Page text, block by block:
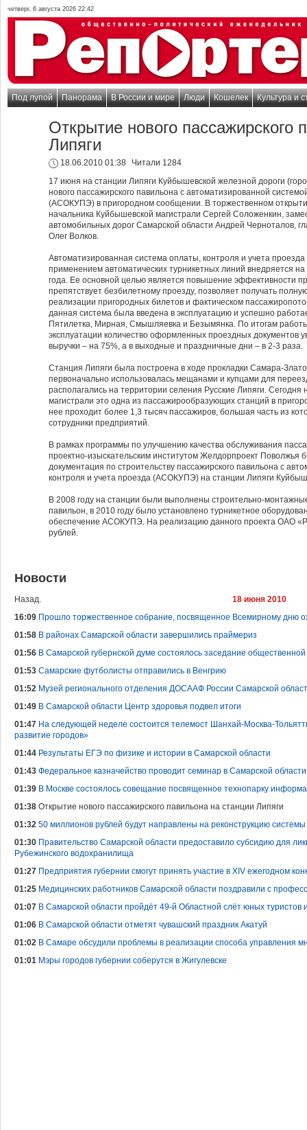
четверг, 6 августа 2026 22:42
Под лупой Панорама В России и мире Люди Кошелек Культура и
Открытие нового пассажирского
Липяги
18.06.2010 01:38
Читали 1284
17 июня на станции Липяги Куйбышевской железной дороги
нового пассажирского павильона с автоматизированной
(АСОКУПЭ) в пригородном сообщении. В торжественном
начальника Куйбышевской магистрали Сергей Соложенкин,
автомобильных дорог Самарской области Андрей Черноталов,
Олег Волков.
Автоматизированная система оплаты, контроля и учета
применением автоматических турникетных линий внедряется
года. Ее основной целью является повышение эффективности
препятствует безбилетному проезду, позволяет получать
реализации пригородных билетов и фактическом
данная система была введена в эксплуатацию и успешно
Пятилетка, Мирная, Смышляевка и Безымянка. По итогам
эксплуатации количество оформленных проездных документов
выручки – на 75%, а в выходные и праздничные дни – в 2-3 раза.
Станция Липяги была построена в ходе прокладки Самара-
первоначально использовалась мещанами и купцами для
располагались на территории селения Русские Липяги.
магистрали это одна из пассажирообразующих станций в
нее проходит более 1,3 тысяч пассажиров, большая часть из
сотрудники предприятий.
В рамках программы по улучшению качества обслуживания
проектно-изыскательским институтом Желдорпроект Поволжья
документация по строительству пассажирского павильона с
контроля и учета проезда (АСОКУПЭ) на станции Липяги
В 2008 году на станции были выполнены строительно-
павильон, в 2010 году было установлено турникетное
обеспечение АСОКУПЭ. На реализацию данного проекта ОАО
рублей.
Новости
Назад.
18 июня 2010
16:09 Прошло торжественное собрание, посвященное Всемирному дню
01:58 В районах Самарской области завершились праймериз
01:56 В Самарской губернской думе состоялось заседание
01:53 Самарские футболисты отправились в Венгрию
01:52 Музей регионального отделения ДОСААФ России Самарской
01:49 В Самарской области Центр здоровья подвел итоги
01:47 На следующей неделе состоится телемост Шанхай-Москва-
развитие городов»
01:44 Результаты ЕГЭ по физике и истории в Самарской области
01:43 Федеральное казначейство проводит семинар в Самарской области
01:39 В Москве состоялось совещание посвященное технопарку
01:38 Открытие нового пассажирского павильона на станции Липяги
01:32 50 миллионов рублей будут направлены на реконструкцию
01:30 Правительство Самарской области предоставило субсидию для
Рубежинского водохранилища
01:27 Предприятия губернии смогут принять участие в XIV ежегодном
01:25 Медицинских работников Самарской области поздравили с
01:07 В Самарской области пройдёт 49-й Областной слёт юных туристов
01:06 В Самарской области отметят чувашский праздник Акатуй
01:02 В Самаре обсудили проблемы в реализации способа управления
01:01 Мэры городов губернии соберутся в Жигулевске